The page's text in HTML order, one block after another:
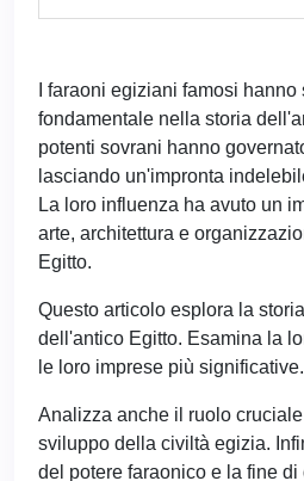
I faraoni egiziani famosi
fondamentale nella storia
potenti sovrani hanno
lasciando un'impronta
La loro influenza ha avuto un
arte, architettura e
Egitto.
Questo articolo esplora la
dell'antico Egitto. Esamina la
le loro imprese più significative.
Analizza anche il ruolo
sviluppo della civiltà egizia.
del potere faraonico e la fine